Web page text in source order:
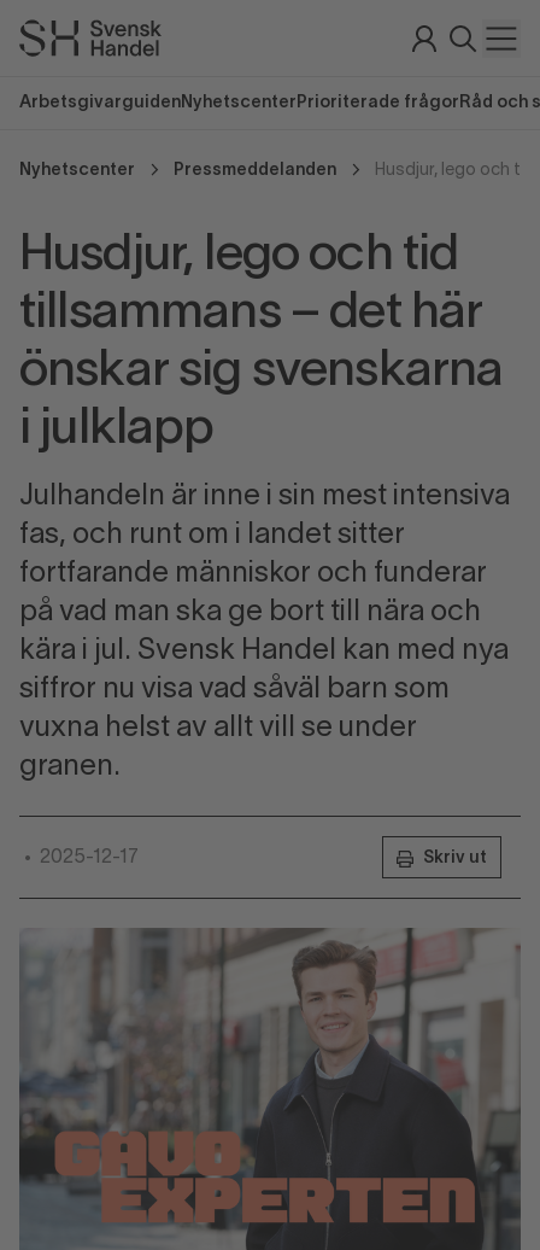
Arbetsgivarguiden Nyhetscenter Prioriterade frågor Råd och
Nyhetscenter Pressmeddelanden
Husdjur, lego och tid
tillsammans – det här
önskar sig svenskarna
i julklapp
Julhandeln är inne i sin mest intensiva
fas, och runt om i landet sitter
fortfarande människor och funderar
på vad man ska ge bort till nära och
kära i jul. Svensk Handel kan med nya
siffror nu visa vad såväl barn som
vuxna helst av allt vill se under
granen.
• 2025-12-17 Skriv ut